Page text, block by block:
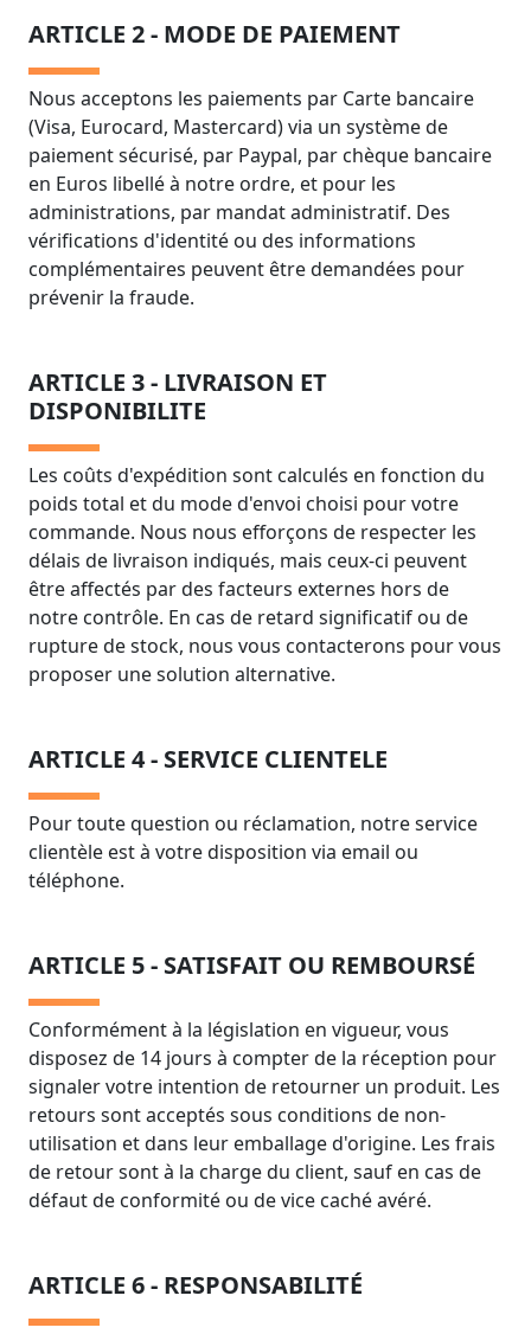
ARTICLE 2 - MODE DE PAIEMENT
Nous acceptons les paiements par Carte bancaire
(Visa, Eurocard, Mastercard) via un système de
paiement sécurisé, par Paypal, par chèque bancaire
en Euros libellé à notre ordre, et pour les
administrations, par mandat administratif. Des
vérifications d'identité ou des informations
complémentaires peuvent être demandées pour
prévenir la fraude.
ARTICLE 3 - LIVRAISON ET
DISPONIBILITE
Les coûts d'expédition sont calculés en fonction du
poids total et du mode d'envoi choisi pour votre
commande. Nous nous efforçons de respecter les
délais de livraison indiqués, mais ceux-ci peuvent
être affectés par des facteurs externes hors de
notre contrôle. En cas de retard significatif ou de
rupture de stock, nous vous contacterons pour vous
proposer une solution alternative.
ARTICLE 4 - SERVICE CLIENTELE
Pour toute question ou réclamation, notre service
clientèle est à votre disposition via email ou
téléphone.
ARTICLE 5 - SATISFAIT OU REMBOURSÉ
Conformément à la législation en vigueur, vous
disposez de 14 jours à compter de la réception pour
signaler votre intention de retourner un produit. Les
retours sont acceptés sous conditions de non-
utilisation et dans leur emballage d'origine. Les frais
de retour sont à la charge du client, sauf en cas de
défaut de conformité ou de vice caché avéré.
ARTICLE 6 - RESPONSABILITÉ